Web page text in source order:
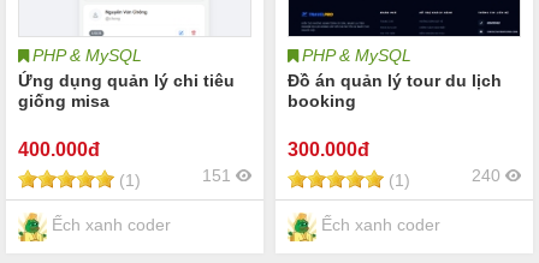
PHP & MySQL
Ứng dụng quản lý chi tiêu
giống misa
400.000đ
(1) 151
Ếch xanh coder
PHP & MySQL
Đồ án quản lý tour du lịch
booking
300.000đ
(1) 240
Ếch xanh coder